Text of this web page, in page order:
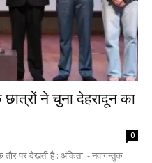
ने चुना देहरादून का
0
तौर पर देखती है : अंकिता - नवागन्तुक